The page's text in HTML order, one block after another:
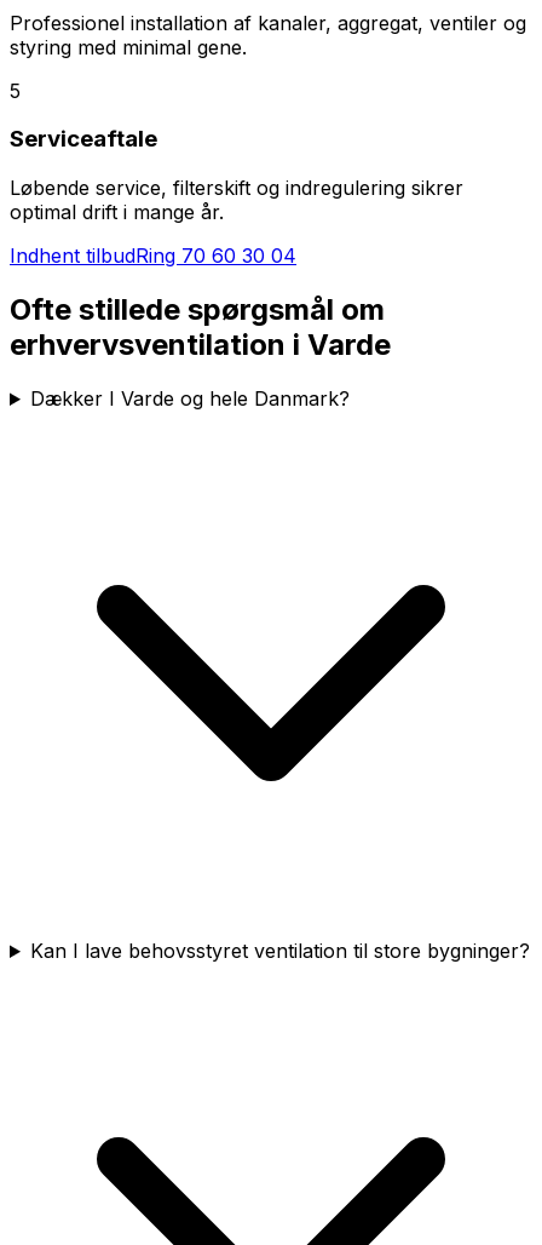
Professionel installation af kanaler, aggregat, ventiler og
styring med minimal gene.
5
Serviceaftale
Løbende service, filterskift og indregulering sikrer
optimal drift i mange år.
Indhent tilbudRing 70 60 30 04
Ofte stillede spørgsmål om
erhvervsventilation i Varde
Dækker I Varde og hele Danmark?
Kan I lave behovsstyret ventilation til store bygninger?